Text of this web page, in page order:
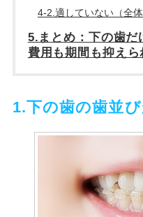
4-2.適していない（全
5.まとめ：下の歯だ
費用も期間も抑えら
1.下の歯の歯並